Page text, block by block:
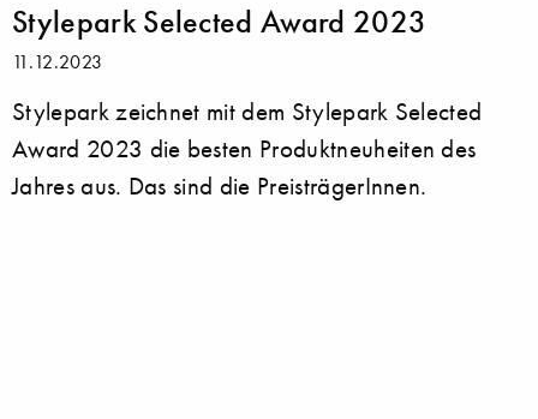
Stylepark Selected Award 2023
11.12.2023
Stylepark zeichnet mit dem Stylepark Selected
Award 2023 die besten Produktneuheiten des
Jahres aus. Das sind die PreisträgerInnen.